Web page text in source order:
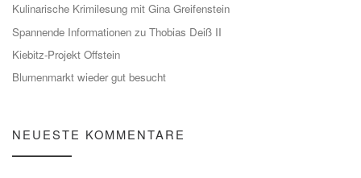
Kulinarische Krimilesung mit Gina Greifenstein
Spannende Informationen zu Thobias Deiß II
Kiebitz-Projekt Offstein
Blumenmarkt wieder gut besucht
NEUESTE KOMMENTARE